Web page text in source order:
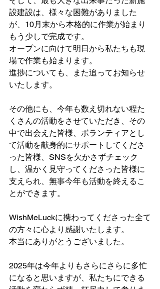
設建設は、様々な困難がありました
が、10月末から本格的に作業が始まり
もう少しで完成です。
オープンに向けて明日から私たちも現
場で作業も始まります。
進捗についても、また追ってお知らせ
いたします。
その他にも、今年も数え切れない程た
くさんの活動をさせていただき、その
中で出会えた皆様、ボランティアとし
て活動を献身的にサポートしてくださ
った皆様、SNSを欠かさずチェック
し、温かく見守ってくださった皆様に
支えられ、無事今年も活動を終えるこ
とができます。
WishMeLuckに携わってくださった全て
の方々に心より感謝いたします。
本当にありがとうございました。
2025年は今年よりもさらにさらに多忙
になると思いますが、私たちにできる